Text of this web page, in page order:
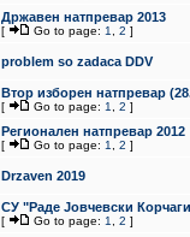
Државен натпревар 2013
[ Go to page: 1 2 ]
problem so zadaca DDV
Втор изборен натпревар
[ Go to page: 1 2 ]
Регионален натпревар 2012
[ Go to page: 1 2 ]
Drzaven 2019
СУ "Раде Јовчевски
[ Go to page: 1 2 ]